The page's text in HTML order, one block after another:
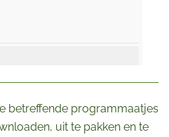
betreffende programmaatjes
uit te pakken en te